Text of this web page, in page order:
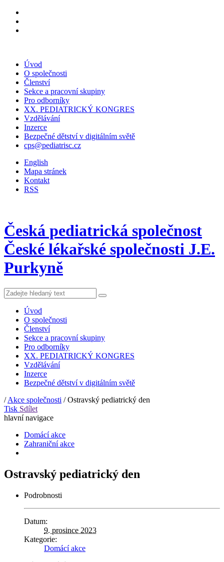
Úvod
O společnosti
Členství
Sekce a pracovní skupiny
Pro odborníky
XX. PEDIATRICKÝ KONGRES
Vzdělávání
Inzerce
Bezpečné dětství v digitálním světě
cps@pediatrisc.cz
English
Mapa stránek
Kontakt
RSS
Česká pediatrická společnost
České lékařské společnosti J.E.
Purkyně
Úvod
O společnosti
Členství
Sekce a pracovní skupiny
Pro odborníky
XX. PEDIATRICKÝ KONGRES
Vzdělávání
Inzerce
Bezpečné dětství v digitálním světě
/Akce společnosti /Ostravský pediatrický den
Tisk Sdílet
hlavní navigace
Domácí akce
Zahraniční akce
Ostravský pediatrický den
Podrobnosti
Datum:
9. prosince 2023
Kategorie:
Domácí akce